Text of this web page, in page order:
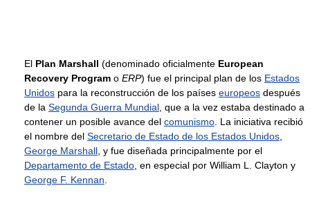
El Plan Marshall (denominado oficialmente European
Recovery Program o ERP) fue el principal plan de los Estados
Unidos para la reconstrucción de los países europeos después
de la Segunda Guerra Mundial , que a la vez estaba destinado a
contener un posible avance del comunismo . La iniciativa recibió
el nombre del Secretario de Estado de los Estados Unidos
George Marshall , y fue diseñada principalmente por el
Departamento de Estado , en especial por William L. Clayton y
George F. Kennan